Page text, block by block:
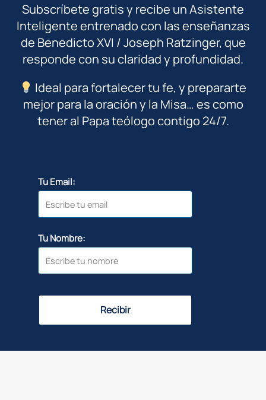
Subscríbete gratis y recibe un Asistente
Inteligente entrenado con las enseñanzas
de Benedicto XVI / Joseph Ratzinger, que
responde con su claridad y profundidad.
Ideal para fortalecer tu fe, y prepararte
mejor para la oración y la Misa… es como
tener al Papa teólogo contigo 24/7.
Tu Email:
Tu Nombre:
Recibir